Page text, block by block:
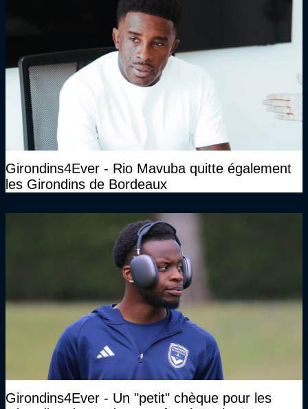
Girondins4Ever - Rio Mavuba quitte également
les Girondins de Bordeaux
Girondins4Ever - Un "petit" chèque pour les